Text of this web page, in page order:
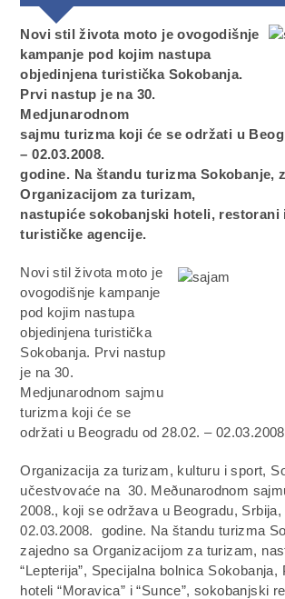
Novi stil života moto je ovogodišnje
kampanje pod kojim nastupa
objedinjena turistička Sokobanja.
Prvi nastup je na 30.
Medjunarodnom
sajmu turizma koji će se održati u
– 02.03.2008.
godine. Na štandu turizma Sokobanje,
Organizacijom za turizam,
nastupiće sokobanjski hoteli, restorani i
turističke agencije.
Novi stil života moto je
ovogodišnje kampanje
pod kojim nastupa
objedinjena turistička
Sokobanja. Prvi nastup
je na 30.
Medjunarodnom sajmu
turizma koji će se
održati u Beogradu od 28.02. –
Organizacija za turizam, kulturu i sport,
učestvovaće na 30. Meðunarodnom
2008., koji se održava u Beogradu, Srbija,
02.03.2008. godine. Na štandu turizma
zajedno sa Organizacijom za turizam,
“Lepterija”, Specijalna bolnica Sokobanja,
hoteli “Moravica” i “Sunce”, sokobanjski